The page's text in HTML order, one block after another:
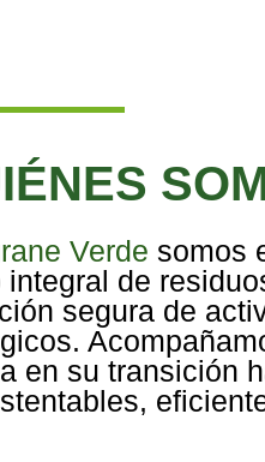
Verde somos
integral de
segura de
en su transición